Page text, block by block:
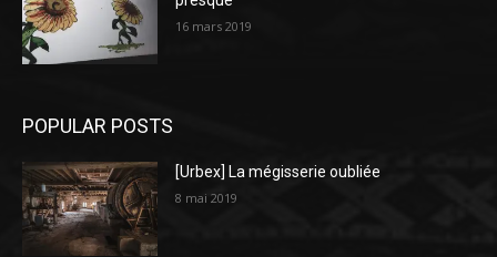
16 mars 2019
POPULAR POSTS
[Urbex] La mégisserie oubliée
8 mai 2019